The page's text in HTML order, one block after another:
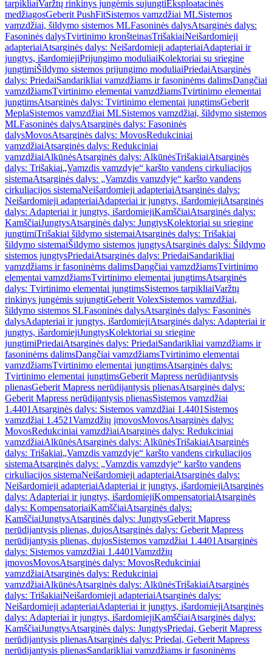
tarpikliaiVaržtų rinkinys jungėmis sujungtiEksploatacinės
medžiagosGeberit PushFitSistemos vamzdžiai MLSistemos
vamzdžiai, šildymo sistemos MLFasoninės dalysAtsarginės dalys:
Fasoninės dalysTvirtinimo kronšteinasTrišakiaiNeišardomieji
adapteriaiAtsarginės dalys: Neišardomieji adapteriaiAdapteriai ir
jungtys, išardomiejiPrijungimo moduliaiKolektoriai su sriegine
jungtimiŠildymo sistemos prijungimo moduliaiPriedaiAtsarginės
dalys: PriedaiSandarikliai vamzdžiams ir fasoninėms dalimsDangčiai
vamzdžiamsTvirtinimo elementai vamzdžiamsTvirtinimo elementai
jungtimsAtsarginės dalys: Tvirtinimo elementai jungtimsGeberit
MeplaSistemos vamzdžiai MLSistemos vamzdžiai, šildymo sistemos
MLFasoninės dalysAtsarginės dalys: Fasoninės
dalysMovosAtsarginės dalys: MovosRedukciniai
vamzdžiaiAtsarginės dalys: Redukciniai
vamzdžiaiAlkūnėsAtsarginės dalys: AlkūnėsTrišakiaiAtsarginės
dalys: Trišakiai„Vamzdis vamzdyje“ karšto vandens cirkuliacijos
sistemaAtsarginės dalys: „Vamzdis vamzdyje“ karšto vandens
cirkuliacijos sistemaNeišardomieji adapteriaiAtsarginės dalys:
Neišardomieji adapteriaiAdapteriai ir jungtys, išardomiejiAtsarginės
dalys: Adapteriai ir jungtys, išardomiejiKamščiaiAtsarginės dalys:
KamščiaiJungtysAtsarginės dalys: JungtysKolektoriai su sriegine
jungtimiTrišakiai šildymo sistemaiAtsarginės dalys: Trišakiai
šildymo sistemaiŠildymo sistemos jungtysAtsarginės dalys: Šildymo
sistemos jungtysPriedaiAtsarginės dalys: PriedaiSandarikliai
vamzdžiams ir fasoninėms dalimsDangčiai vamzdžiamsTvirtinimo
elementai vamzdžiamsTvirtinimo elementai jungtimsAtsarginės
dalys: Tvirtinimo elementai jungtimsSistemos tarpikliaiVaržtų
rinkinys jungėmis sujungtiGeberit VolexSistemos vamzdžiai,
šildymo sistemos SLFasoninės dalysAtsarginės dalys: Fasoninės
dalysAdapteriai ir jungtys, išardomiejiAtsarginės dalys: Adapteriai ir
jungtys, išardomiejiJungtysKolektoriai su sriegine
jungtimiPriedaiAtsarginės dalys: PriedaiSandarikliai vamzdžiams ir
fasoninėms dalimsDangčiai vamzdžiamsTvirtinimo elementai
vamzdžiamsTvirtinimo elementai jungtimsAtsarginės dalys:
Tvirtinimo elementai jungtimsGeberit Mapress nerūdijantysis
plienasGeberit Mapress nerūdijantysis plienasAtsarginės dalys:
Geberit Mapress nerūdijantysis plienasSistemos vamzdžiai
1.4401 Atsarginės dalys: Sistemos vamzdžiai 1.4401 Sistemos
vamzdžiai 1.4521Vamzdžių įmovosMovosAtsarginės dalys:
MovosRedukciniai vamzdžiaiAtsarginės dalys: Redukciniai
vamzdžiaiAlkūnėsAtsarginės dalys: AlkūnėsTrišakiaiAtsarginės
dalys: Trišakiai„Vamzdis vamzdyje“ karšto vandens cirkuliacijos
sistemaAtsarginės dalys: „Vamzdis vamzdyje“ karšto vandens
cirkuliacijos sistemaNeišardomieji adapteriaiAtsarginės dalys:
Neišardomieji adapteriaiAdapteriai ir jungtys, išardomiejiAtsarginės
dalys: Adapteriai ir jungtys, išardomiejiKompensatoriaiAtsarginės
dalys: KompensatoriaiKamščiaiAtsarginės dalys:
KamščiaiJungtysAtsarginės dalys: JungtysGeberit Mapress
nerūdijantysis plienas, dujosAtsarginės dalys: Geberit Mapress
nerūdijantysis plienas, dujosSistemos vamzdžiai 1.4401 Atsarginės
dalys: Sistemos vamzdžiai 1.4401Vamzdžių
įmovosMovosAtsarginės dalys: MovosRedukciniai
vamzdžiaiAtsarginės dalys: Redukciniai
vamzdžiaiAlkūnėsAtsarginės dalys: AlkūnėsTrišakiaiAtsarginės
dalys: TrišakiaiNeišardomieji adapteriaiAtsarginės dalys:
Neišardomieji adapteriaiAdapteriai ir jungtys, išardomiejiAtsarginės
dalys: Adapteriai ir jungtys, išardomiejiKamščiaiAtsarginės dalys:
KamščiaiJungtysAtsarginės dalys: JungtysPriedai, Geberit Mapress
nerūdijantysis plienasAtsarginės dalys: Priedai, Geberit Mapress
nerūdijantysis plienasSandarikliai vamzdžiams ir fasoninėms